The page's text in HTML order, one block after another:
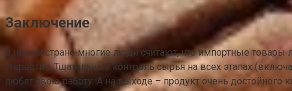
Заключение
В нашей стране многие люди считают, что импортные товары
стереотип. Тщательный контроль сырья на всех этапах
любят свою работу. А на выходе – продукт очень достойного